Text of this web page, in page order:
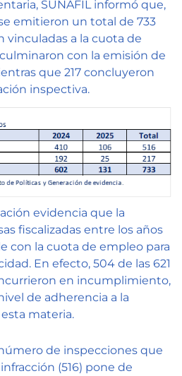
SUNAFIL informó que,
emitieron un total de 733
vinculadas a la cuota de
con la emisión de
que 217 concluyeron
inspectiva.
evidencia que la
fiscalizadas entre los años
con la cuota de empleo para
En efecto, 504 de las 621
en incumplimiento,
de adherencia a la
materia.
de inspecciones que
(516) pone de